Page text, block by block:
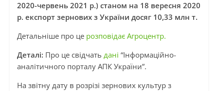
2020-червень 2021 р.) станом на 18 вересня 2020
р. експорт зернових з України досяг 10,33 млн т.
Детальніше про це розповідає Агроцентр.
Деталі: Про це свідчать дані “Інформаційно-
аналітичного порталу АПК України”.
На звітну дату в розрізі зернових культур з